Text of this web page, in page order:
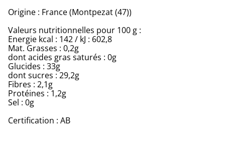
Origine : France (Montpezat (47))
Valeurs nutritionnelles pour 100 g :
Energie kcal : 142 / kJ : 602,8
Mat. Grasses : 0,2g
dont acides gras saturés : 0g
Glucides : 33g
dont sucres : 29,2g
Fibres : 2,1g
Protéines : 1,2g
Sel : 0g
Certification : AB